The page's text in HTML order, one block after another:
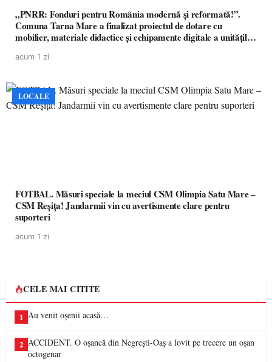
„PNRR: Fonduri pentru România modernă și reformată!”.
Comuna Tarna Mare a finalizat proiectul de dotare cu
mobilier, materiale didactice și echipamente digitale a unităților
acum 1 zi
LOCALE
FOTBAL. Măsuri speciale la meciul CSM Olimpia Satu Mare –
CSM Reșița! Jandarmii vin cu avertismente clare pentru
suporteri
acum 1 zi
CELE MAI CITITE
1 Au venit oșenii acasă…
2 ACCIDENT. O oșancă din Negrești-Oaș a lovit pe trecere un oșan
octogenar